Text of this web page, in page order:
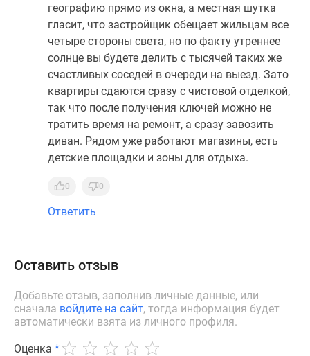
географию прямо из окна, а местная шутка
гласит, что застройщик обещает жильцам все
четыре стороны света, но по факту утреннее
солнце вы будете делить с тысячей таких же
счастливых соседей в очереди на выезд. Зато
квартиры сдаются сразу с чистовой отделкой,
так что после получения ключей можно не
тратить время на ремонт, а сразу завозить
диван. Рядом уже работают магазины, есть
детские площадки и зоны для отдыха.
0 0
Ответить
Оставить отзыв
Добавьте отзыв, заполнив личные данные, или
сначала войдите на сайт, тогда информация будет
автоматически взята из личного профиля.
Оценка *